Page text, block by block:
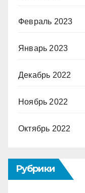
Февраль 2023
Январь 2023
Декабрь 2022
Ноябрь 2022
Октябрь 2022
Рубрики